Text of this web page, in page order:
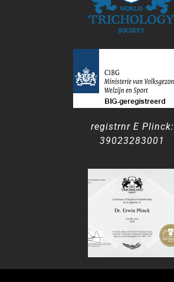
registrnr E Plinck:
39023283001